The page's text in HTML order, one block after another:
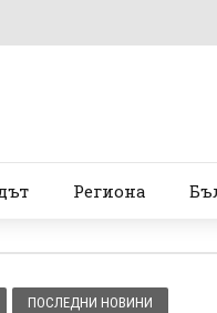
Региона
ПОСЛЕДНИ НОВИНИ